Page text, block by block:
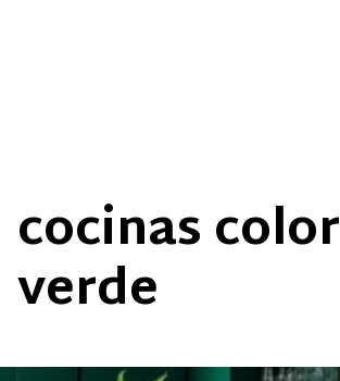
cocinas color
verde